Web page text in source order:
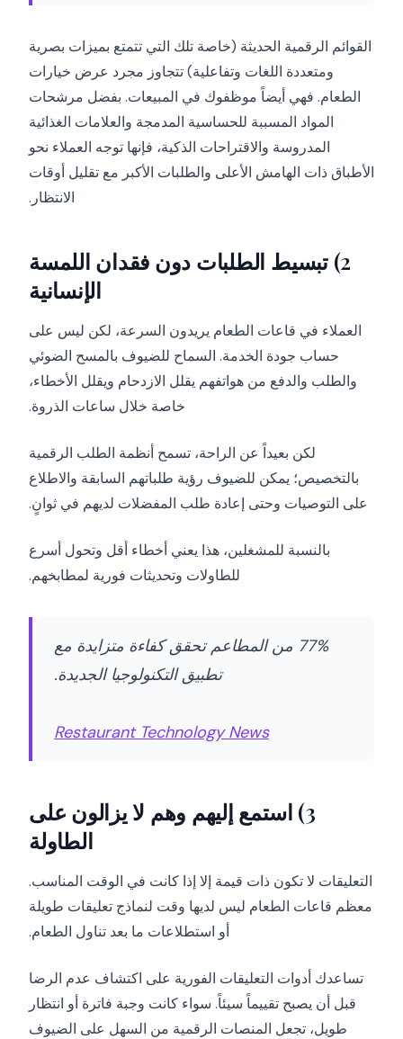
القوائم الرقمية الحديثة (خاصة تلك التي تتمتع بميزات بصرية
ومتعددة اللغات وتفاعلية) تتجاوز مجرد عرض خيارات
الطعام. فهي أيضاً موظفوك في المبيعات. بفضل مرشحات
المواد المسببة للحساسية المدمجة والعلامات الغذائية
المدروسة والاقتراحات الذكية، فإنها توجه العملاء نحو
الأطباق ذات الهامش الأعلى والطلبات الأكبر مع تقليل أوقات
الانتظار.
2) تبسيط الطلبات دون فقدان اللمسة
الإنسانية
العملاء في قاعات الطعام يريدون السرعة، لكن ليس على
حساب جودة الخدمة. السماح للضيوف بالمسح الضوئي
والطلب والدفع من هواتفهم يقلل الازدحام ويقلل الأخطاء،
خاصة خلال ساعات الذروة.
لكن بعيداً عن الراحة، تسمح أنظمة الطلب الرقمية
بالتخصيص؛ يمكن للضيوف رؤية طلباتهم السابقة والاطلاع
على التوصيات وحتى إعادة طلب المفضلات لديهم في ثوانٍ.
بالنسبة للمشغلين، هذا يعني أخطاء أقل وتحول أسرع
للطاولات وتحديثات فورية لمطابخهم.
77% من المطاعم تحقق كفاءة متزايدة مع
تطبيق التكنولوجيا الجديدة.
Restaurant Technology News
3) استمع إليهم وهم لا يزالون على
الطاولة
التعليقات لا تكون ذات قيمة إلا إذا كانت في الوقت المناسب.
معظم قاعات الطعام ليس لديها وقت لنماذج تعليقات طويلة
أو استطلاعات ما بعد تناول الطعام.
تساعدك أدوات التعليقات الفورية على اكتشاف عدم الرضا
قبل أن يصبح تقييماً سيئاً. سواء كانت وجبة فاترة أو انتظار
طويل، تجعل المنصات الرقمية من السهل على الضيوف